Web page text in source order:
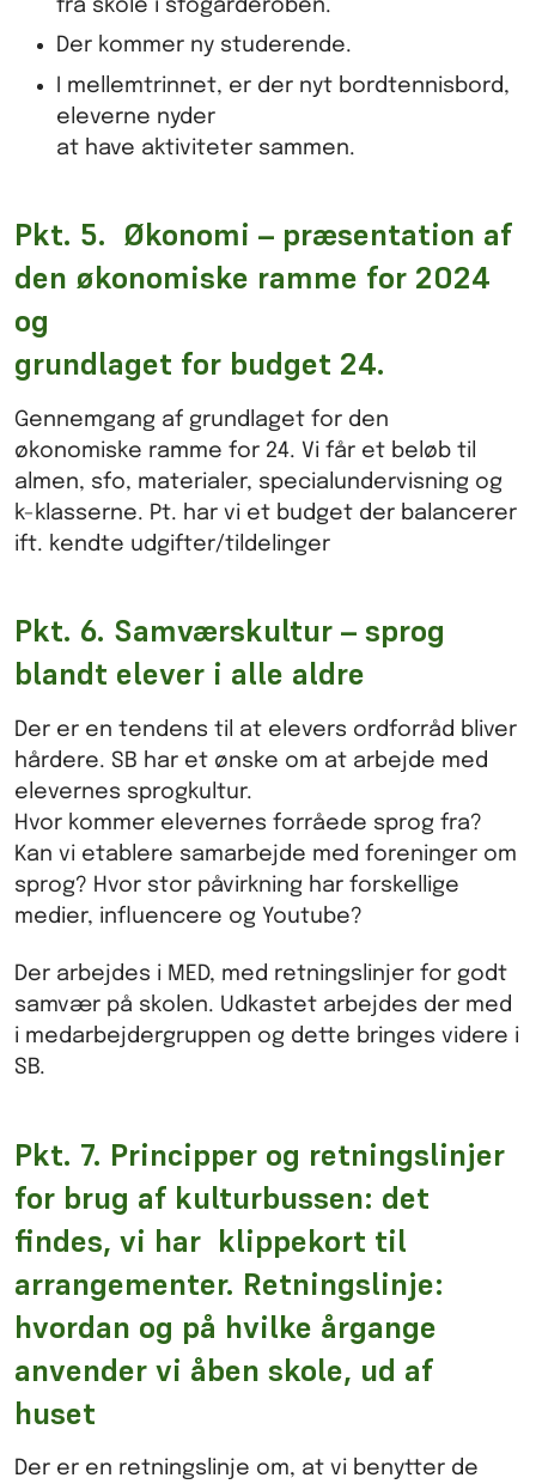
fra skole i sfogarderoben.
Der kommer ny studerende.
I mellemtrinnet, er der nyt bordtennisbord,
eleverne nyder
at have aktiviteter sammen.
Pkt. 5. Økonomi – præsentation af
den økonomiske ramme for 2024
og
grundlaget for budget 24.
Gennemgang af grundlaget for den
økonomiske ramme for 24. Vi får et beløb til
almen, sfo, materialer, specialundervisning og
k-klasserne. Pt. har vi et budget der balancerer
ift. kendte udgifter/tildelinger
Pkt. 6. Samværskultur – sprog
blandt elever i alle aldre
Der er en tendens til at elevers ordforråd bliver
hårdere. SB har et ønske om at arbejde med
elevernes sprogkultur.
Hvor kommer elevernes forråede sprog fra?
Kan vi etablere samarbejde med foreninger om
sprog? Hvor stor påvirkning har forskellige
medier, influencere og Youtube?
Der arbejdes i MED, med retningslinjer for godt
samvær på skolen. Udkastet arbejdes der med
i medarbejdergruppen og dette bringes videre i
SB.
Pkt. 7. Principper og retningslinjer
for brug af kulturbussen: det
findes, vi har klippekort til
arrangementer. Retningslinje:
hvordan og på hvilke årgange
anvender vi åben skole, ud af
huset
Der er en retningslinje om, at vi benytter de